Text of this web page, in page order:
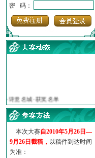
密 码：
·【诗意·名城】地铁展示作...
·诗意名城·地铁时间
地铁完美呈现【诗意·名城...
参赛作品多达5000多首
“诗意·名城”晒诗会
特别通知--致广大诗词爱好...
本次大赛自2010年5月26日—
9月26日截稿， 以稿件到达时间
为准：